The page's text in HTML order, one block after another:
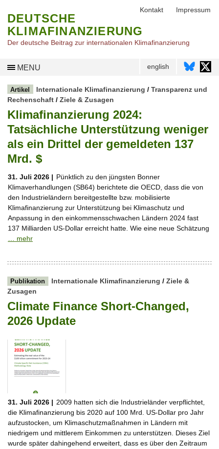
DEUTSCHE
KLIMAFINANZIERUNG
Der deutsche Beitrag zur internationalen Klimafinanzierung
MENU english
Artikel Internationale Klimafinanzierung / Transparenz und
Rechenschaft / Ziele & Zusagen
Klimafinanzierung 2024:
Tatsächliche Unterstützung weniger
als ein Drittel der gemeldeten 137
Mrd. $
31. Juli 2026 | Pünktlich zu den jüngsten Bonner
Klimaverhandlungen (SB64) berichtete die OECD, dass die von
den Industrieländern bereitgestellte bzw. mobilisierte
Klimafinanzierung zur Unterstützung bei Klimaschutz und
Anpassung in den einkommensschwachen Ländern 2024 fast
137 Milliarden US-Dollar erreicht hatte. Wie eine neue Schätzung
… mehr
Publikation Internationale Klimafinanzierung / Ziele &
Zusagen
Climate Finance Short-Changed,
2026 Update
31. Juli 2026 | 2009 hatten sich die Industrieländer verpflichtet,
die Klimafinanzierung bis 2020 auf 100 Mrd. US-Dollar pro Jahr
aufzustocken, um Klimaschutzmaßnahmen in Ländern mit
niedrigem und mittlerem Einkommen zu unterstützen. Dieses Ziel
wurde später dahingehend erweitert, dass es über den Zeitraum
Kontakt Impressum